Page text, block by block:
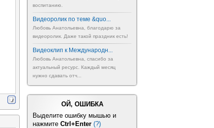
воспитанию.
Видеоролик по теме &quo...
Любовь Анатольевна, благодарю за
видеоролик. Даже такой праздник есть!
Видеоклип к Международн...
Любовь Анатольевна, спасибо за
актуальный ресурс. Каждый месяц
нужно сдавать отч...
ОЙ, ОШИБКА
Выделите ошибку мышью и
нажмите Ctrl+Enter (?)